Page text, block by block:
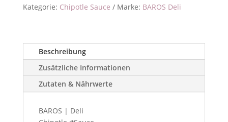
Kategorie: Chipotle Sauce Marke: BAROS Deli
Beschreibung
Zusätzliche Informationen
Zutaten & Nährwerte
BAROS | Deli